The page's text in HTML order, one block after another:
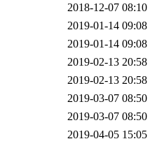
2018-12-07 08:10
2019-01-14 09:08
2019-01-14 09:08
2019-02-13 20:58
2019-02-13 20:58
2019-03-07 08:50
2019-03-07 08:50
2019-04-05 15:05